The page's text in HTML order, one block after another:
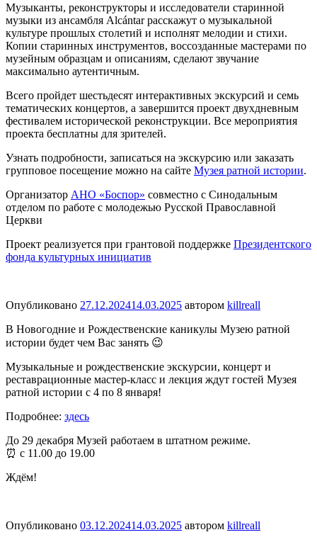
Музыканты, реконструкторы и исследователи старинной
музыки из ансамбля Alcántar расскажут о музыкальной
культуре прошлых столетий и исполнят мелодии и стихи.
Копии старинных инструментов, воссозданные мастерами по
музейным образцам и описаниям, сделают звучание
максимально аутентичным.
Всего пройдет шестьдесят интерактивных экскурсий и семь
тематических концертов, а завершится проект двухдневным
фестивалем исторической реконструкции. Все мероприятия
проекта бесплатны для зрителей.
Узнать подробности, записаться на экскурсию или заказать
групповое посещение можно на сайте Музея ратной истории.
Организатор АНО «Боспор» совместно с Синодальным
отделом по работе с молодежью Русской Православной
Церкви
Проект реализуется при грантовой поддержке Президентского
фонда культурных инициатив
Опубликовано 27.12.202414.03.2025 автором killreall
В Новогодние и Рождественские каникулы Музею ратной
истории будет чем Вас занять 😉
Музыкальные и рождественские экскурсии, концерт и
реставрационные мастер-класс и лекция ждут гостей Музея
ратной истории с 4 по 8 января!
Подробнее: здесь
До 29 декабря Музей работаем в штатном режиме.
⏰ с 11.00 до 19.00
Ждём!
Опубликовано 03.12.202414.03.2025 автором killreall